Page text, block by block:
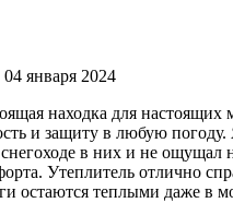
04 января 2024
находка для настоящих
и защиту в любую погоду.
снегоходе в них и не ощущал
Утеплитель отлично
остаются теплыми даже в